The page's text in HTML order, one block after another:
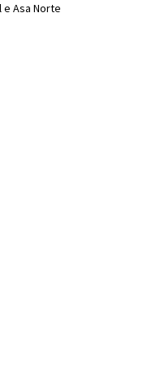
e Asa Norte